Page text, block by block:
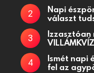
Napi
választ
Izzasztóan
Ismét napi
fel az